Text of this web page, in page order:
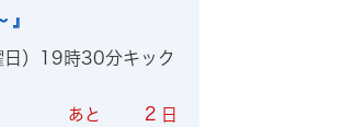
）19時30分キック
あと 2 日